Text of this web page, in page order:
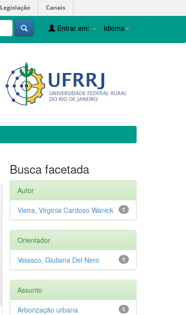
Legislação Canais
Idioma
Entrar em:
Busca facetada
Autor
1
Vieira, Virginia Cardoso Wanick
Orientador
1
Velasco, Giuliana Del Nero
Assunto
1
Arborização urbana